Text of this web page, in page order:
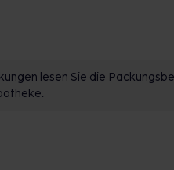
lesen Sie die